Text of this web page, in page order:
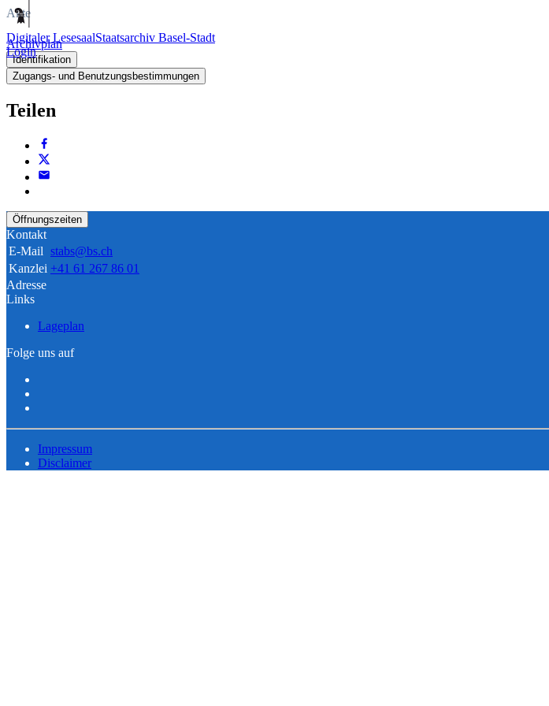
Digitaler LesesaalStaatsarchiv Basel-Stadt
Login
Akte
Archivplan
Identifikation
Zugangs- und Benutzungsbestimmungen
Teilen
Öffnungszeiten
Kontakt
E-Mail stabs@bs.ch
Kanzlei +41 61 267 86 01
Adresse
Links
Lageplan
Folge uns auf
Impressum
Disclaimer